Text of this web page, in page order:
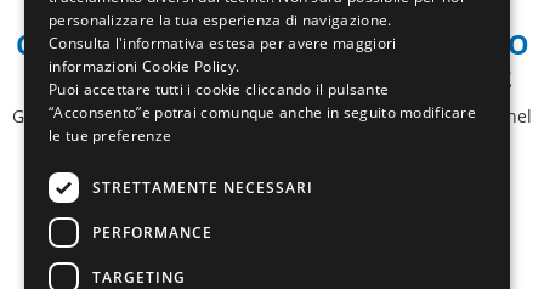
CORSO DI AGGIORNAMENTO ADDETTO
ANTINCENDIO LIVELLO 1 EBITER ED2
Gli addetti anticendio (il cui numero e nominativo è indicato nel
06 Ottobre 2026
personalizzare la tua esperienza di navigazione.
Consulta l'informativa estesa per avere maggiori
informazioni Cookie Policy.
Puoi accettare tutti i cookie cliccando il pulsante
“Acconsento”e potrai comunque anche in seguito modificare
le tue preferenze
STRETTAMENTE NECESSARI
PERFORMANCE
TARGETING